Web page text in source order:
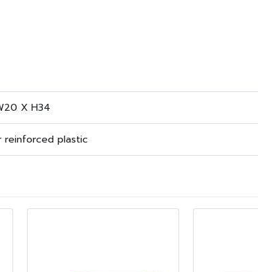
X H34
reinforced plastic